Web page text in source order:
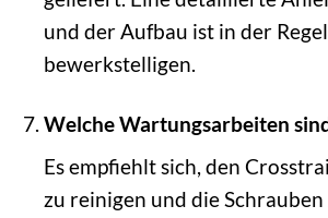
und der Aufbau ist in der
bewerkstelligen.
Welche Wartungsarbeiten
Es empfiehlt sich, den
zu reinigen und die